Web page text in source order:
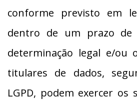
conforme previsto em
dentro de um prazo de
determinação legal e/ou
titulares de dados,
LGPD, podem exercer os